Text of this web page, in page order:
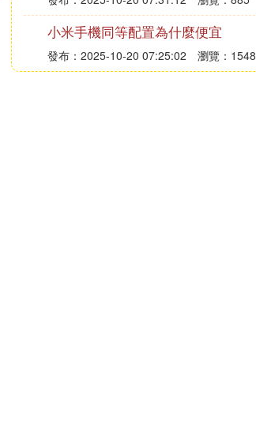
小米手機同等配置為什麼便宜
發布：2025-10-20 07:25:02 瀏覽：1548